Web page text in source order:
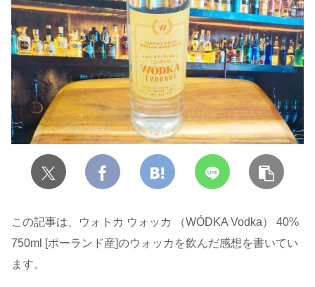
この記事は、ウォトカ ウォッカ （WÓDKA Vodka） 40%
750ml [ポーランド産]のウォッカを飲んだ感想を書いてい
ます。